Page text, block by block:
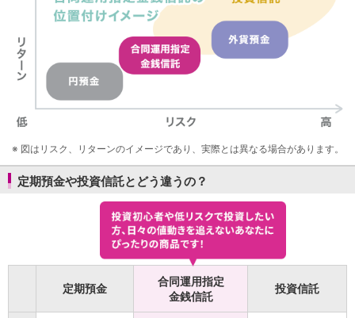
カード
クレジットカード
デビットカード
インターネットバンキング
アプリ
通帳アプリ
イオン銀行PayB
イオングループアプリ
支払・入金・サービス
口座振替サービス
※ 図はリスク、リターンのイメージであり、実際とは異なる場合があります。
定期預金や投資信託とどう違うの？
定期預金
合同運用指定
金銭信託
投資信託